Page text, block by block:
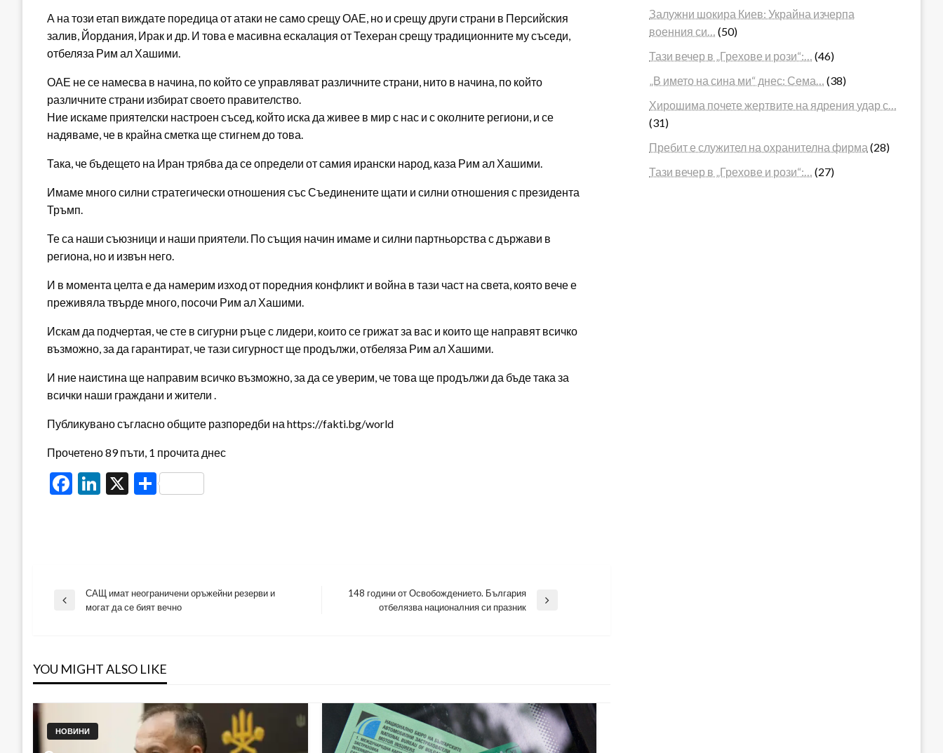
А на този етап виждате поредица от атаки не само срещу ОАЕ, но и срещу други страни в Персийския
залив, Йордания, Ирак и др. И това е масивна ескалация от Техеран срещу традиционните му съседи,
отбеляза Рим ал Хашими.
ОАЕ не се намесва в начина, по който се управляват различните страни, нито в начина, по който
различните страни избират своето правителство.
Ние искаме приятелски настроен съсед, който иска да живее в мир с нас и с околните региони, и се
надяваме, че в крайна сметка ще стигнем до това.
Така, че бъдещето на Иран трябва да се определи от самия ирански народ, каза Рим ал Хашими.
Имаме много силни стратегически отношения със Съединените щати и силни отношения с президента
Тръмп.
Те са наши съюзници и наши приятели. По същия начин имаме и силни партньорства с държави в
региона, но и извън него.
И в момента целта е да намерим изход от поредния конфликт и война в тази част на света, която вече е
преживяла твърде много, посочи Рим ал Хашими.
Искам да подчертая, че сте в сигурни ръце с лидери, които се грижат за вас и които ще направят всичко
възможно, за да гарантират, че тази сигурност ще продължи, отбеляза Рим ал Хашими.
И ние наистина ще направим всичко възможно, за да се уверим, че това ще продължи да бъде така за
всички наши граждани и жители .
Публикувано съгласно общите разпоредби на https://fakti.bg/world
Прочетено 89 пъти, 1 прочита днес
Facebook
LinkedIn
X Share
Навигация
Previous
САЩ имат неограничени оръжейни резерви и
могат да се бият вечно
148 години от Освобождението. България
отбелязва националния си празник
YOU MIGHT ALSO LIKE
НОВИНИ
Залужни шокира Киев: Украйна изчерпа
военния си…
(50)
Тази вечер в „Грехове и рози“:…
(46)
„В името на сина ми“ днес: Сема…
(38)
Хирошима почете жертвите на ядрения удар с…
(31)
Пребит е служител на охранителна фирма (28)
Тази вечер в „Грехове и рози“:…
(27)